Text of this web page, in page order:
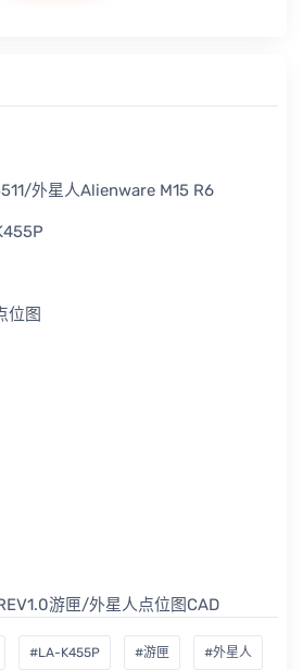
外星人Alienware M15 R6
位图
#LA-K455P #游匣 #外星人